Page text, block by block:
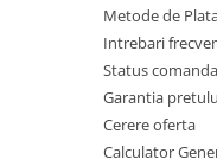
Stabilizatoare Tensiune
Scule si aparate
Instrumente de masura
Anemometre
Clampmetre
Metode de
Intrebari
Status comanda
Garantia
Cerere oferta
Calculator